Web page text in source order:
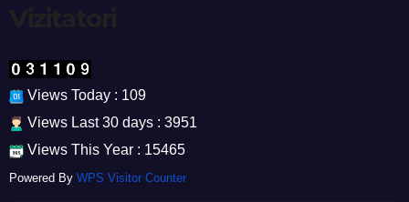
Views Today : 109
Views Last 30 days : 3951
Views This Year : 15465
Powered By WPS Visitor Counter